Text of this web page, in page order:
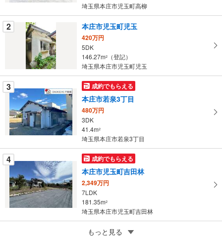
条
件
を
ジ
に
保
存
す
る
埼玉県本庄市児玉町高柳
2 本庄市児玉町児玉
420万円
5DK
146.27m2
（登記）
埼玉県本庄市児玉町児玉
3 成約でもらえる
本庄市若泉3丁目
480万円
3DK
41.4m2
埼玉県本庄市若泉3丁目
4 成約でもらえる
本庄市児玉町吉田林
2,349万円
7LDK
181.35m2
埼玉県本庄市児玉町吉田林
成約でもらえる
もっと見る